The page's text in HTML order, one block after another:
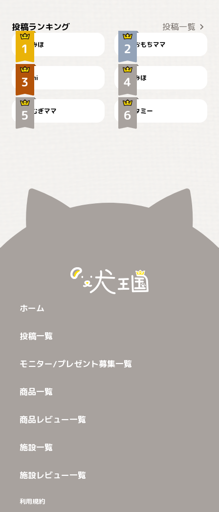
投稿ランキング 投稿一覧
みほ おもちママ
可愛い？
mi
見てるぞぉ
みほ
🌻とむぎ！
むぎママ
ドーベルマンのお友達邸に
て
タミー
ホーム
投稿一覧
モニター/プレゼント募集一覧
商品一覧
商品レビュー一覧
施設一覧
施設レビュー一覧
利用規約